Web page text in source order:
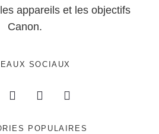
appareils et les objectifs
Canon.
SOCIAUX
POPULAIRES